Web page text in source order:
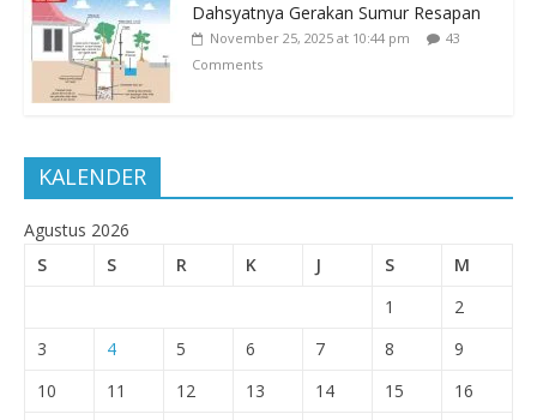
Dahsyatnya Gerakan Sumur Resapan
November 25, 2025 at 10:44 pm
43
Comments
KALENDER
Agustus 2026
S
S R K J S
M
1
2
3
4 5 6 7 8
9
10
11 12 13 14 15
16